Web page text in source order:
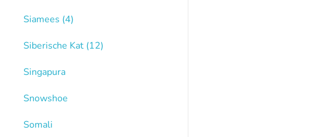
Siamees (4)
Siberische Kat (12)
Singapura
Snowshoe
Somali